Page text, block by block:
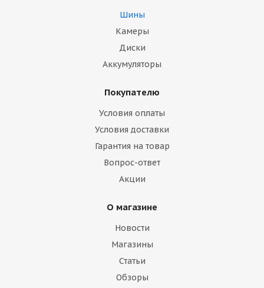
Шины
Камеры
Диски
Аккумуляторы
Покупателю
Условия оплаты
Условия доставки
Гарантия на товар
Вопрос-ответ
Акции
О магазине
Новости
Магазины
Статьи
Обзоры